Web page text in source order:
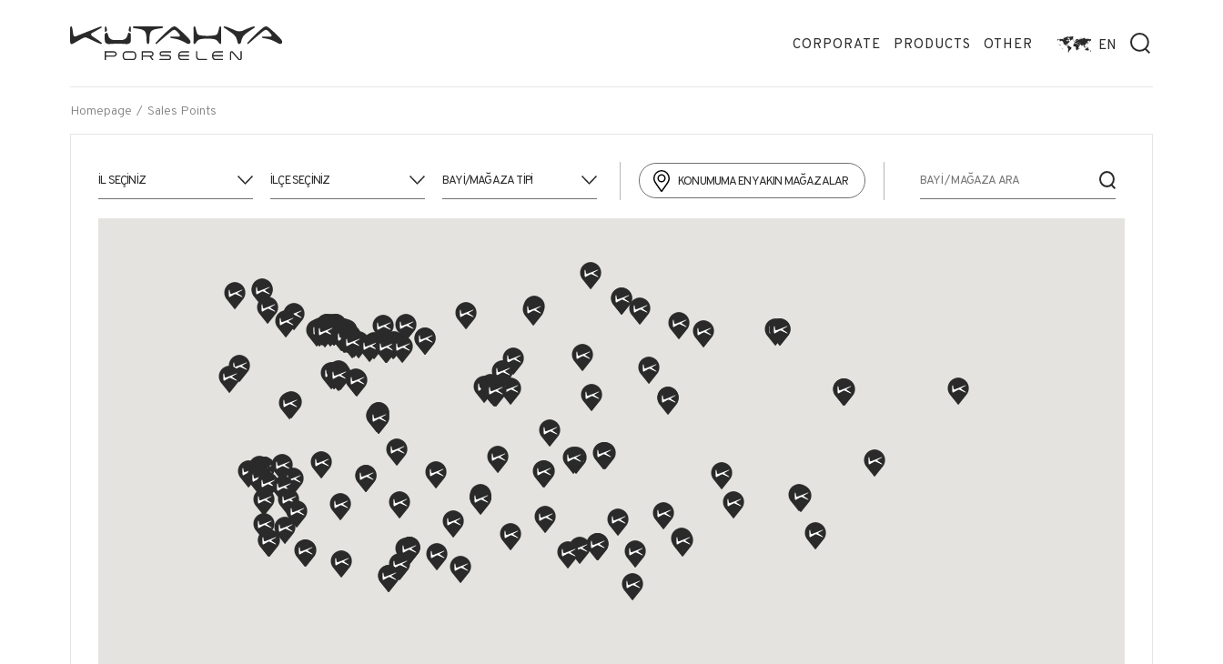
CORPORATE PRODUCTS OTHER EN
Homepage Sales Points
KONUMUMA EN YAKIN MAĞAZALAR